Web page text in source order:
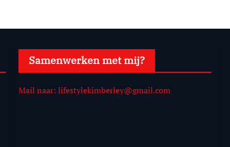
Samenwerken met mij?
Mail naar: lifestylekimberley@gmail.com